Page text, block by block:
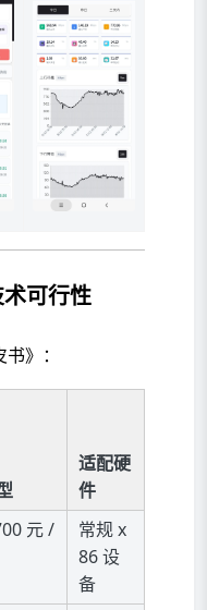
可行性
》：
适配硬
件
元 /
常规 x
86 设
备